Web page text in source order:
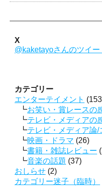
X
@kaketayoさんのツイー
カテゴリー
エンターテイメント
お笑い・賞レースの
テレビ・メディアの
テレビ・メディア論/
映画・ドラマ (26)
書籍・雑誌レビュー
音楽の話題 (37)
おしらせ (2)
カテゴリー迷子（臨時）